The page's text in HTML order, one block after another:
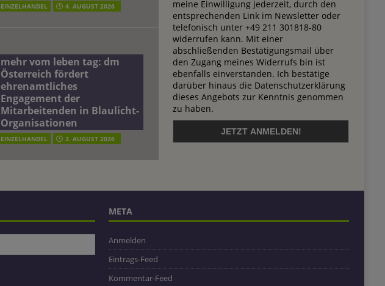
EINZELHANDEL 4. AUGUST 2026
mehr vom leben tag: dm
Österreich fördert
ehrenamtliches
Engagement der
Mitarbeitenden in Blaulicht-
Organisationen
EINZELHANDEL 3. AUGUST 2026
meine Einwilligung jederzeit, durch den
entsprechenden Link im Newsletter oder
telefonisch unter +49 211 301818-80
widerrufen kann. Mit einer
abschließenden Bestätigungsmail über
den Zugang meines Widerrufs bin ist
ebenfalls einverstanden. Ich bestätige
darüber hinaus die Datenschutzerklärung
dieses Angebots zur Kenntnis genommen
zu haben.
META
Anmelden
Eintrags-Feed
Kommentar-Feed